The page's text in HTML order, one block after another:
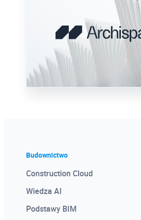
Guided Project
Przykładowy projekt
Moldflow Design Principles
Budownictwo
Construction Cloud
Wiedza AI
Podstawy BIM